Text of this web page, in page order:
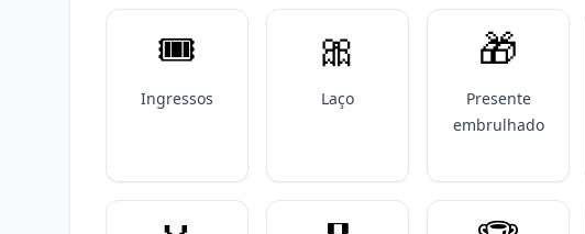
🎟️
Ingressos
🎀
Laço
🎁
Presente
embrulhado